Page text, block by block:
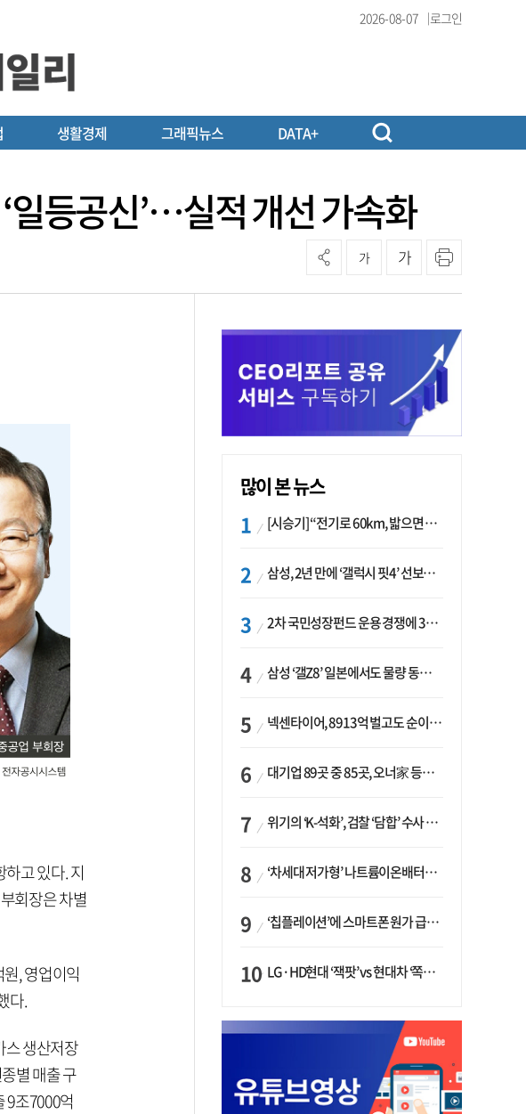
2026-08-07 로그인
생활경제 그래픽뉴스 DATA+
일등공신’…실적 개선 가속화
가 가
고 있다. 지
회장은 차별
, 영업이익
다.
스 생산저장
별 매출 구
9조7000억
많이 본 뉴스
[시승기] “전기로 60km, 밟으면 462마력”…볼보 XC60 T8의 두 얼굴
삼성, 2년 만에 ‘갤럭시 핏4’ 선보이나…웨어러블 생태계 확장 ‘시동’
2차 국민성장펀드 운용 경쟁에 33개사 몰렸다…신한·하나 등 새 얼굴 대거 합류
삼성 ‘갤Z8’ 일본에서도 물량 동났다…애플 참전 앞두고 선두 수성 ‘시험대’
넥센타이어, 8913억 벌고도 순이익 2억…유럽 세부담에 이익 증발
대기업 89곳 중 85곳, 오너家 등기임원 겸직…BS 46곳·SM 45곳 ‘족벌경영’ 고착화
위기의 ‘K-석화’, 검찰 ‘담합’ 수사 착수…“LG·한화·롯데 등 7개 업체, 8개 제품 가격 담합”
‘차세대 저가형’ 나트륨이온배터리 시대 오나…LG화학·에코프로, 상용화 속도낸다
‘칩플레이션’에 스마트폰 원가 급등…삼성전자, ‘엑시노스’ 채택 확대하나
LG·HD현대 ‘잭팟’ vs 현대차 ‘쪽박’…글로벌 사모펀드, 韓 대기업 투자 ‘희비’